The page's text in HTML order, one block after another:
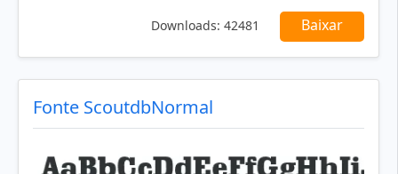
Downloads: 42481 Baixar
Fonte ScoutdbNormal